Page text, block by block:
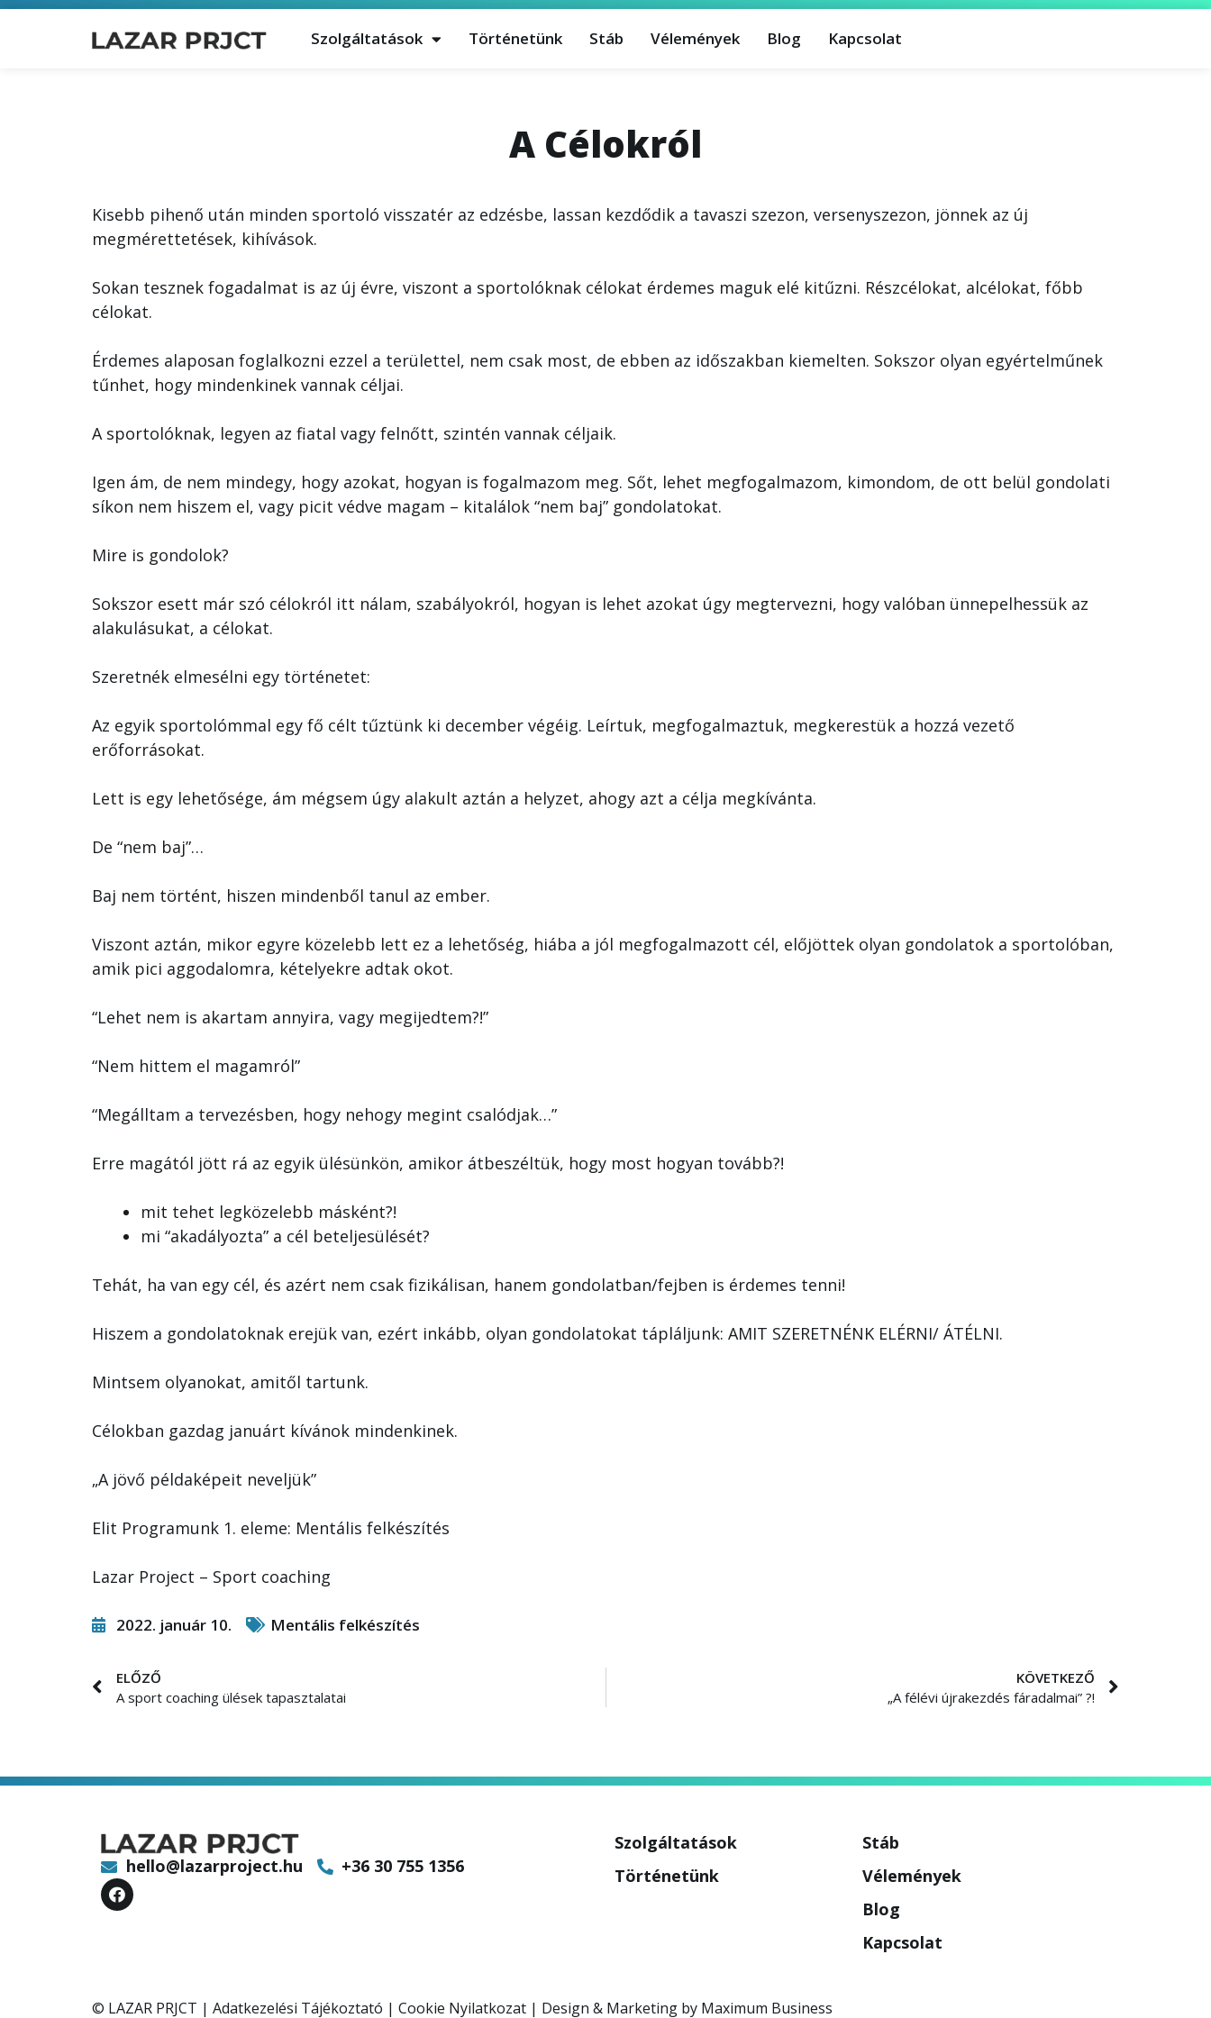
Szolgáltatások Történetünk Stáb Vélemények Blog Kapcsolat
A Célokról
Kisebb pihenő után minden sportoló visszatér az edzésbe, lassan kezdődik a tavaszi szezon, versenyszezon, jönnek az új
megmérettetések, kihívások.
Sokan tesznek fogadalmat is az új évre, viszont a sportolóknak célokat érdemes maguk elé kitűzni. Részcélokat, alcélokat, főbb
célokat.
Érdemes alaposan foglalkozni ezzel a területtel, nem csak most, de ebben az időszakban kiemelten. Sokszor olyan egyértelműnek
tűnhet, hogy mindenkinek vannak céljai.
A sportolóknak, legyen az fiatal vagy felnőtt, szintén vannak céljaik.
Igen ám, de nem mindegy, hogy azokat, hogyan is fogalmazom meg. Sőt, lehet megfogalmazom, kimondom, de ott belül gondolati
síkon nem hiszem el, vagy picit védve magam – kitalálok “nem baj” gondolatokat.
Mire is gondolok?
Sokszor esett már szó célokról itt nálam, szabályokról, hogyan is lehet azokat úgy megtervezni, hogy valóban ünnepelhessük az
alakulásukat, a célokat.
Szeretnék elmesélni egy történetet:
Az egyik sportolómmal egy fő célt tűztünk ki december végéig. Leírtuk, megfogalmaztuk, megkerestük a hozzá vezető
erőforrásokat.
Lett is egy lehetősége, ám mégsem úgy alakult aztán a helyzet, ahogy azt a célja megkívánta.
De “nem baj”…
Baj nem történt, hiszen mindenből tanul az ember.
Viszont aztán, mikor egyre közelebb lett ez a lehetőség, hiába a jól megfogalmazott cél, előjöttek olyan gondolatok a sportolóban,
amik pici aggodalomra, kételyekre adtak okot.
“Lehet nem is akartam annyira, vagy megijedtem?!”
“Nem hittem el magamról”
“Megálltam a tervezésben, hogy nehogy megint csalódjak…”
Erre magától jött rá az egyik ülésünkön, amikor átbeszéltük, hogy most hogyan tovább?!
mit tehet legközelebb másként?!
mi “akadályozta” a cél beteljesülését?
Tehát, ha van egy cél, és azért nem csak fizikálisan, hanem gondolatban/fejben is érdemes tenni!
Hiszem a gondolatoknak erejük van, ezért inkább, olyan gondolatokat tápláljunk: AMIT SZERETNÉNK ELÉRNI/ ÁTÉLNI.
Mintsem olyanokat, amitől tartunk.
Célokban gazdag januárt kívánok mindenkinek.
„A jövő példaképeit neveljük”
Elit Programunk 1. eleme: Mentális felkészítés
Lazar Project – Sport coaching
2022. január 10. Mentális felkészítés
ELŐZŐ
A sport coaching ülések tapasztalatai
KÖVETKEZŐ
„A félévi újrakezdés fáradalmai” ?!
hello@lazarproject.hu +36 30 755 1356
Szolgáltatások
Történetünk
Stáb
Vélemények
Blog
Kapcsolat
© LAZAR PRJCT | Adatkezelési Tájékoztató | Cookie Nyilatkozat | Design & Marketing by Maximum Business